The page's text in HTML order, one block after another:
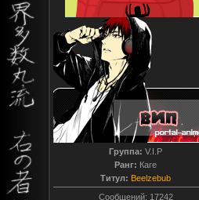
Группа: V.I.P
Ранг: Каге
Титул: Beelzebub
Сообщений: 17242